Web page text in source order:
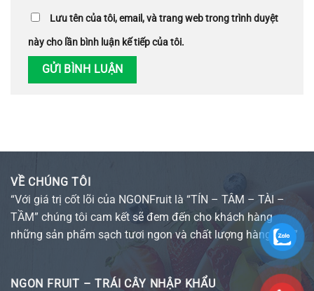
Lưu tên của tôi, email, và trang web trong trình duyệt
này cho lần bình luận kế tiếp của tôi.
VỀ CHÚNG TÔI
“Với giá trị cốt lõi của NGONFruit là “TÍN – TÂM – TÀI –
TẦM” chúng tôi cam kết sẽ đem đến cho khách hàng
những sản phẩm sạch tươi ngon và chất lượng hàng đầu”
NGON FRUIT – TRÁI CÂY NHẬP KHẨU